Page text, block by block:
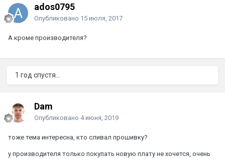
ados0795
Опубликовано 15 июля, 2017
А кроме производителя?
1 год спустя...
Dam
Опубликовано 4 июня, 2019
тоже тема интересна, кто сливал прошивку?
у производителя только покупать новую плату не хочется, очень